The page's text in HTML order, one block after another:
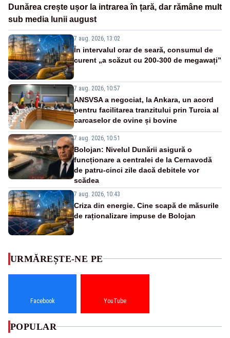
Dunărea crește ușor la intrarea în țară, dar rămâne mult
sub media lunii august
7 aug. 2026, 13:02
În intervalul orar de seară, consumul de
curent „a scăzut cu 200-300 de megawați”
7 aug. 2026, 10:57
ANSVSA a negociat, la Ankara, un acord
pentru facilitarea tranzitului prin Turcia al
carcaselor de ovine și bovine
7 aug. 2026, 10:51
Bolojan: Nivelul Dunării asigură o
funcționare a centralei de la Cernavodă
de patru-cinci zile dacă debitele vor
scădea
7 aug. 2026, 10:43
Criza din energie. Cine scapă de măsurile
de raționalizare impuse de Bolojan
URMĂREȘTE-NE PE
Facebook YouTube
POPULAR